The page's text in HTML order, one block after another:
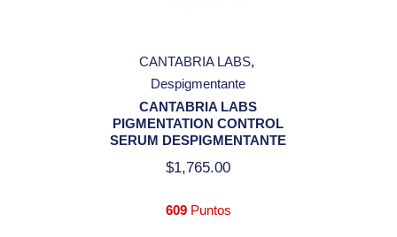
CANTABRIA LABS
Despigmentante
CANTABRIA LABS
PIGMENTATION CONTROL
SERUM DESPIGMENTANTE
$1,765.00
609Puntos